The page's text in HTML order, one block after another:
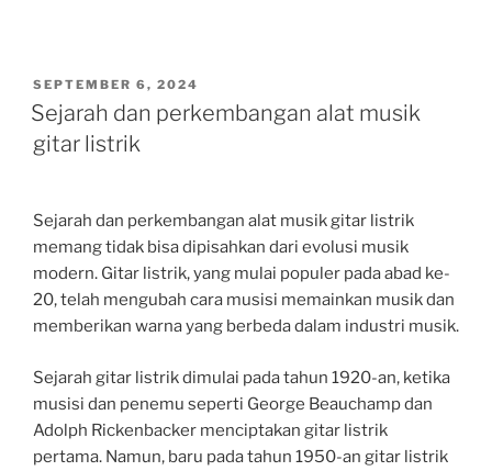
POSTED
ON
SEPTEMBER 6, 2024
Sejarah dan perkembangan alat musik
gitar listrik
Sejarah dan perkembangan alat musik gitar listrik
memang tidak bisa dipisahkan dari evolusi musik
modern. Gitar listrik, yang mulai populer pada abad ke-
20, telah mengubah cara musisi memainkan musik dan
memberikan warna yang berbeda dalam industri musik.
Sejarah gitar listrik dimulai pada tahun 1920-an, ketika
musisi dan penemu seperti George Beauchamp dan
Adolph Rickenbacker menciptakan gitar listrik
pertama. Namun, baru pada tahun 1950-an gitar listrik